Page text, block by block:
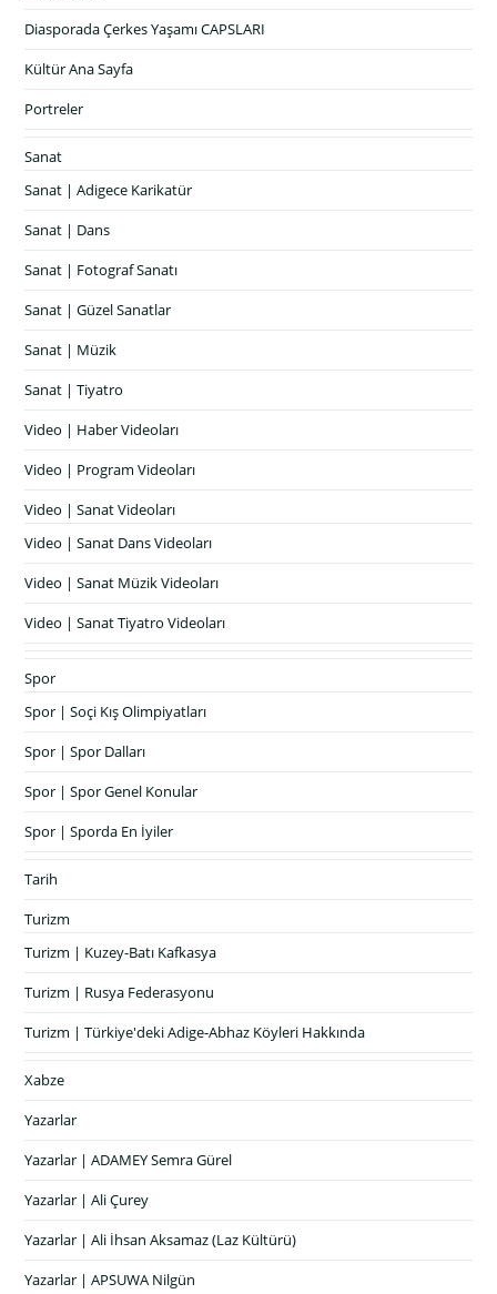
Diasporada Çerkes Yaşamı CAPSLARI
Kültür Ana Sayfa
Portreler
Sanat
Sanat | Adigece Karikatür
Sanat | Dans
Sanat | Fotograf Sanatı
Sanat | Güzel Sanatlar
Sanat | Müzik
Sanat | Tiyatro
Video | Haber Videoları
Video | Program Videoları
Video | Sanat Videoları
Video | Sanat Dans Videoları
Video | Sanat Müzik Videoları
Video | Sanat Tiyatro Videoları
Spor
Spor | Soçi Kış Olimpiyatları
Spor | Spor Dalları
Spor | Spor Genel Konular
Spor | Sporda En İyiler
Tarih
Turizm
Turizm | Kuzey-Batı Kafkasya
Turizm | Rusya Federasyonu
Turizm | Türkiye'deki Adige-Abhaz Köyleri Hakkında
Xabze
Yazarlar
Yazarlar | ADAMEY Semra Gürel
Yazarlar | Ali Çurey
Yazarlar | Ali İhsan Aksamaz (Laz Kültürü)
Yazarlar | APSUWA Nilgün